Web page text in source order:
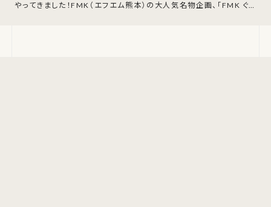
やってきました！FMK（エフエム熊本）の大人気名物企画、「FMK ぐる